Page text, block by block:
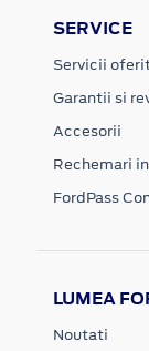
SERVICE
Servicii
Garantii si
Accesorii
Rechemari
FordPass
LUMEA
Noutati